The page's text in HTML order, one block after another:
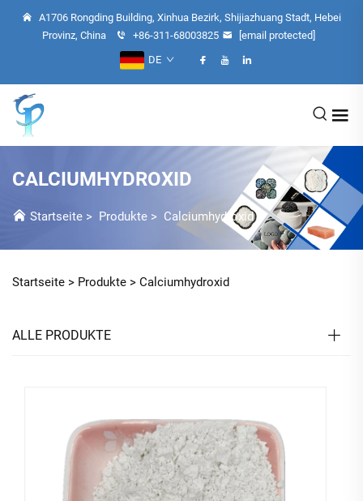
A1706 Rongding Building, Xinhua Bezirk, Shijiazhuang Stadt, Hebei
Provinz, China
+86-311-68003825
[email protected]
DE
CALCIUMHYDROXID
Startseite > Produkte > Calciumhydroxid
Startseite > Produkte > Calciumhydroxid
ALLE PRODUKTE